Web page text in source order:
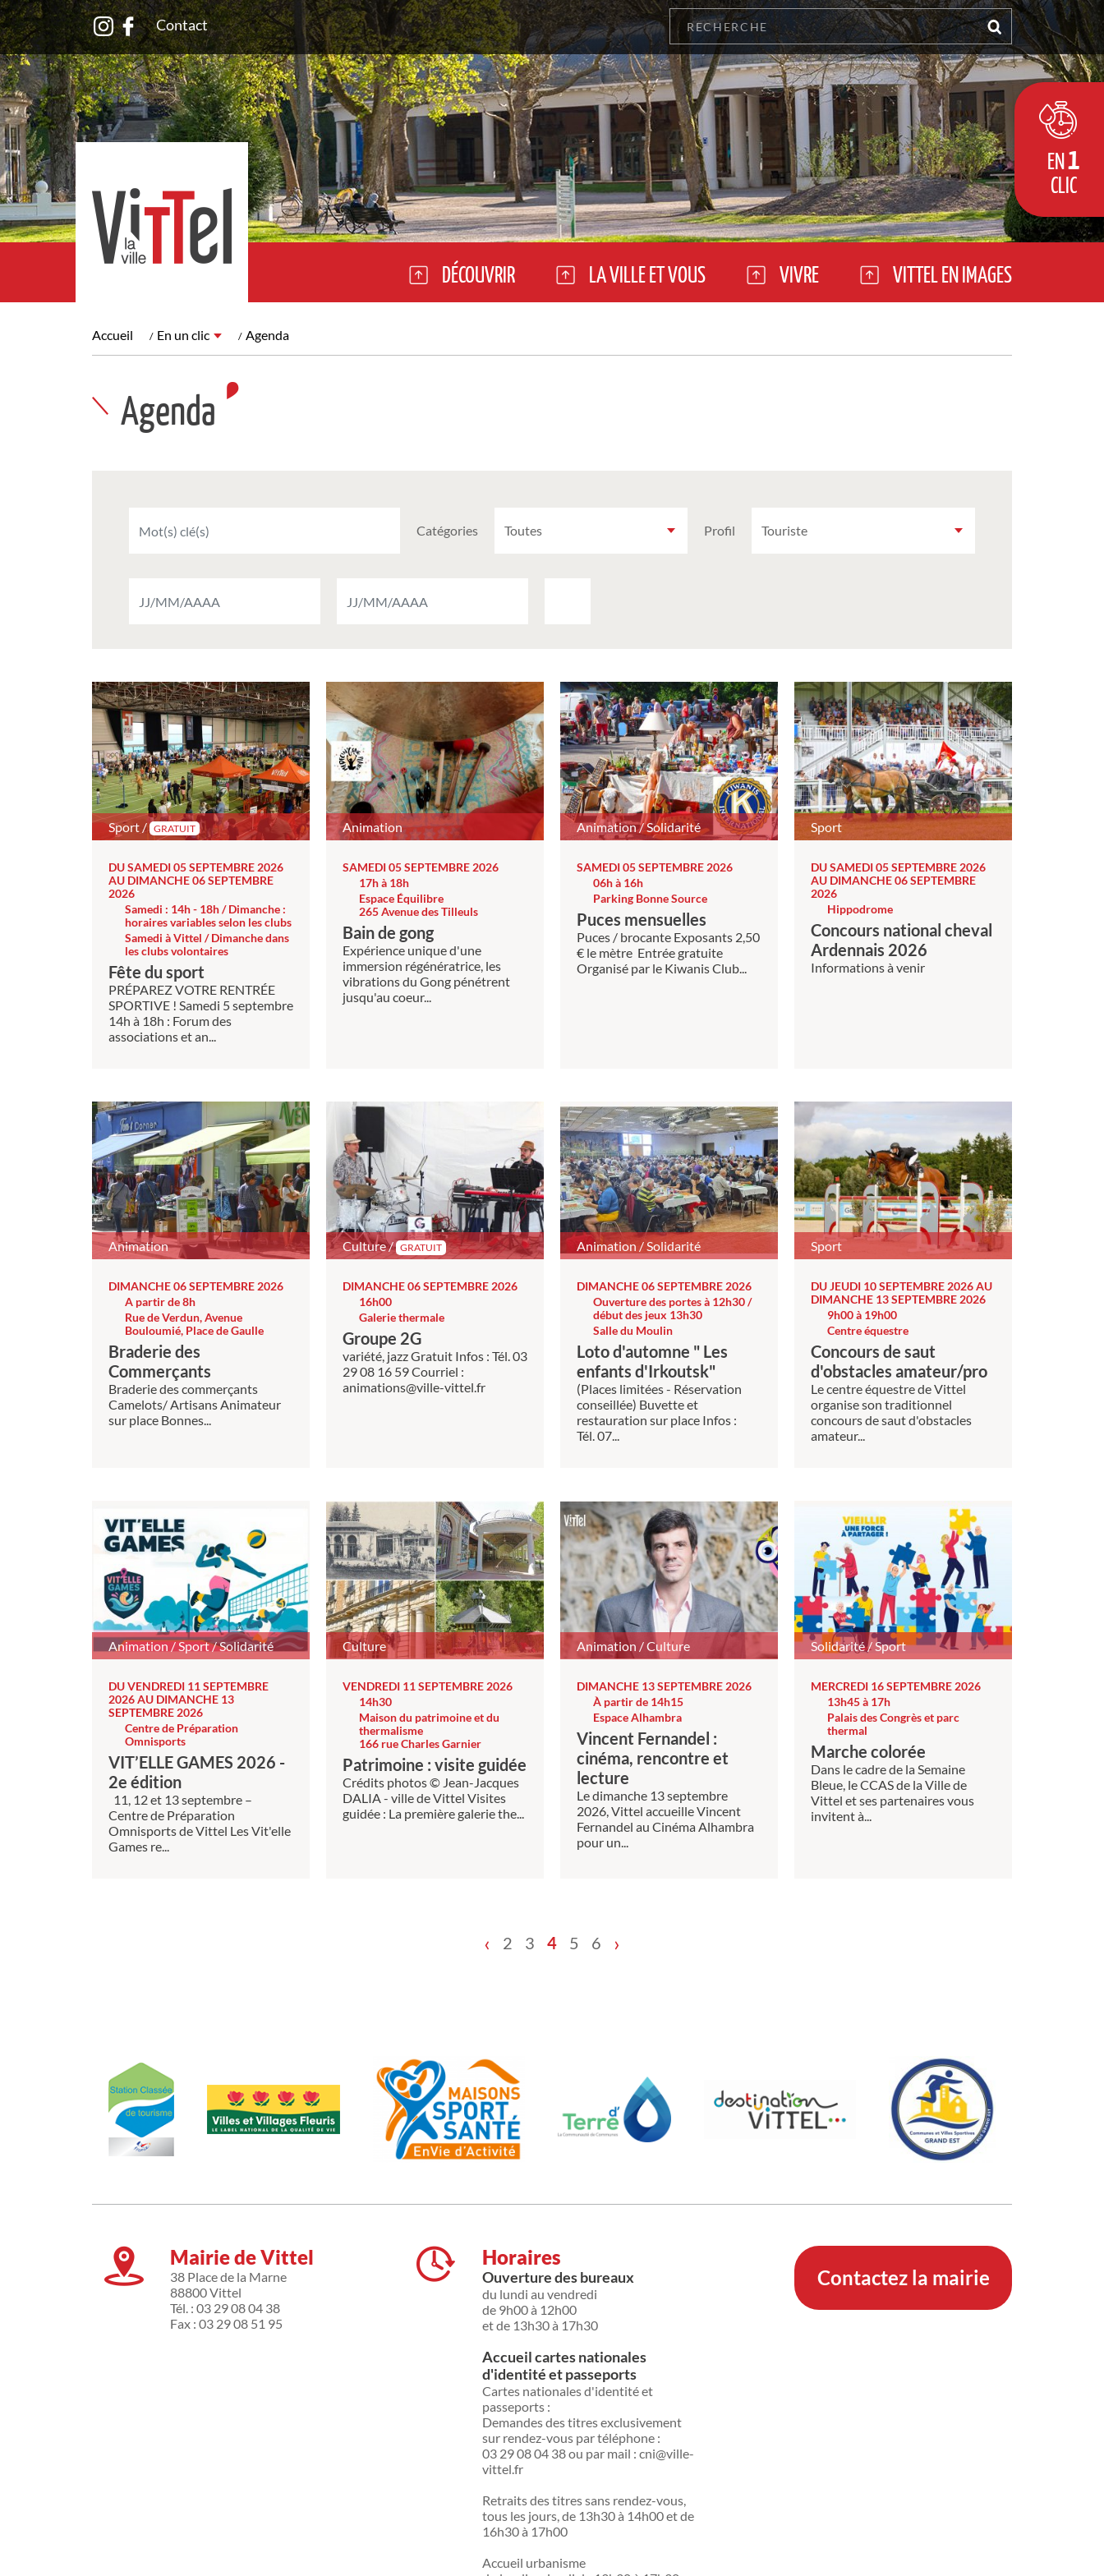
DÉCOUVRIR LA VILLE ET VOUS VIVRE VITTEL EN IMAGES
Contact
EN1
CLIC
Accueil En un clic Agenda
Agenda
Catégories Profil
Sport / GRATUIT
DU SAMEDI 05 SEPTEMBRE 2026
AU DIMANCHE 06 SEPTEMBRE
2026
Samedi : 14h - 18h / Dimanche :
horaires variables selon les clubs
Samedi à Vittel / Dimanche dans
les clubs volontaires
Fête du sport
PRÉPAREZ VOTRE RENTRÉE
SPORTIVE ! Samedi 5 septembre
14h à 18h : Forum des
associations et an...
Animation
SAMEDI 05 SEPTEMBRE 2026
17h à 18h
Espace Équilibre
265 Avenue des Tilleuls
Bain de gong
Expérience unique d'une
immersion régénératrice, les
vibrations du Gong pénétrent
jusqu'au coeur...
Animation / Solidarité
SAMEDI 05 SEPTEMBRE 2026
06h à 16h
Parking Bonne Source
Puces mensuelles
Puces / brocante Exposants 2,50
€ le mètre Entrée gratuite
Organisé par le Kiwanis Club...
Sport
DU SAMEDI 05 SEPTEMBRE 2026
AU DIMANCHE 06 SEPTEMBRE
2026
Hippodrome
Concours national cheval
Ardennais 2026
Informations à venir
Animation
DIMANCHE 06 SEPTEMBRE 2026
A partir de 8h
Rue de Verdun, Avenue
Bouloumié, Place de Gaulle
Braderie des
Commerçants
Braderie des commerçants
Camelots/ Artisans Animateur
sur place Bonnes...
Culture / GRATUIT
DIMANCHE 06 SEPTEMBRE 2026
16h00
Galerie thermale
Groupe 2G
variété, jazz Gratuit Infos : Tél. 03
29 08 16 59 Courriel :
animations@ville-vittel.fr
Animation / Solidarité
DIMANCHE 06 SEPTEMBRE 2026
Ouverture des portes à 12h30 /
début des jeux 13h30
Salle du Moulin
Loto d'automne " Les
enfants d'Irkoutsk"
(Places limitées - Réservation
conseillée) Buvette et
restauration sur place Infos :
Tél. 07...
Sport
DU JEUDI 10 SEPTEMBRE 2026 AU
DIMANCHE 13 SEPTEMBRE 2026
9h00 à 19h00
Centre équestre
Concours de saut
d'obstacles amateur/pro
Le centre équestre de Vittel
organise son traditionnel
concours de saut d'obstacles
amateur...
Animation / Sport / Solidarité
DU VENDREDI 11 SEPTEMBRE
2026 AU DIMANCHE 13
SEPTEMBRE 2026
Centre de Préparation
Omnisports
VIT’ELLE GAMES 2026 -
2e édition
11, 12 et 13 septembre –
Centre de Préparation
Omnisports de Vittel Les Vit'elle
Games re...
Culture
VENDREDI 11 SEPTEMBRE 2026
14h30
Maison du patrimoine et du
thermalisme
166 rue Charles Garnier
Patrimoine : visite guidée
Crédits photos © Jean-Jacques
DALIA - ville de Vittel Visites
guidée : La première galerie the...
Animation / Culture
DIMANCHE 13 SEPTEMBRE 2026
À partir de 14h15
Espace Alhambra
Vincent Fernandel :
cinéma, rencontre et
lecture
Le dimanche 13 septembre
2026, Vittel accueille Vincent
Fernandel au Cinéma Alhambra
pour un...
Solidarité / Sport
MERCREDI 16 SEPTEMBRE 2026
13h45 à 17h
Palais des Congrès et parc
thermal
Marche colorée
Dans le cadre de la Semaine
Bleue, le CCAS de la Ville de
Vittel et ses partenaires vous
invitent à...
‹ 2 3 4 5 6 ›
Mairie de Vittel
38 Place de la Marne
88800 Vittel
Tél. : 03 29 08 04 38
Fax : 03 29 08 51 95
Horaires
Ouverture des bureaux
du lundi au vendredi
de 9h00 à 12h00
et de 13h30 à 17h30
Accueil cartes nationales
d'identité et passeports
Cartes nationales d'identité et
passeports :
Demandes des titres exclusivement
sur rendez-vous par téléphone :
03 29 08 04 38 ou par mail : cni@ville-
vittel.fr
Retraits des titres sans rendez-vous,
tous les jours, de 13h30 à 14h00 et de
16h30 à 17h00
Accueil urbanisme
Contactez la mairie